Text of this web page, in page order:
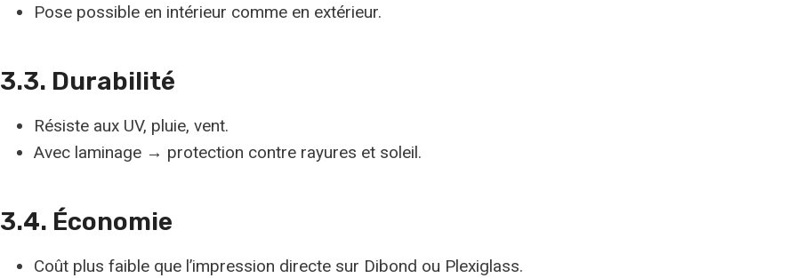
Pose possible en intérieur comme en extérieur.
3.3. Durabilité
Résiste aux UV, pluie, vent.
Avec laminage → protection contre rayures et soleil.
3.4. Économie
Coût plus faible que l’impression directe sur Dibond ou Plexiglass.